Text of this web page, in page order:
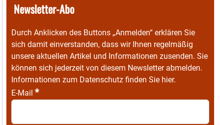
Newsletter-Abo
Durch Anklicken des Buttons „Anmelden“ erklären Sie
sich damit einverstanden, dass wir Ihnen regelmäßig
unsere aktuellen Artikel und Informationen zusenden. Sie
können sich jederzeit von diesem Newsletter abmelden.
Informationen zum Datenschutz finden Sie hier.
E-Mail *